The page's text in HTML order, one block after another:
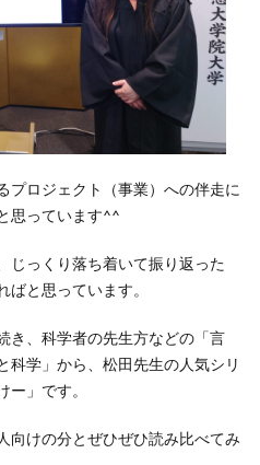
プロジェクト（事業）への伴走に
思っています^^
じっくり落ち着いて振り返った
と思っています。
き、科学者の先生方などの「言
科学」から、松田先生の人気シリ
」です。
向けの分とぜひぜひ読み比べてみ